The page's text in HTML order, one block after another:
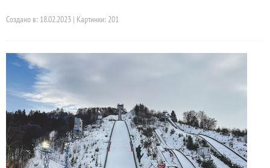
Создано в: 18.02.2023 | Картинки: 201